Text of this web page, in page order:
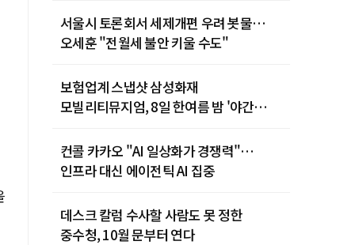
서울시 토론회서 세제개편 우려 봇물…
오세훈 "전월세 불안 키울 수도"
보험업계 스냅샷 삼성화재
모빌리티뮤지엄, 8일 한여름 밤 '야간
컨콜 카카오 "AI 일상화가 경쟁력"…
인프라 대신 에이전틱 AI 집중
데스크 칼럼 수사할 사람도 못 정한
중수청, 10월 문부터 연다